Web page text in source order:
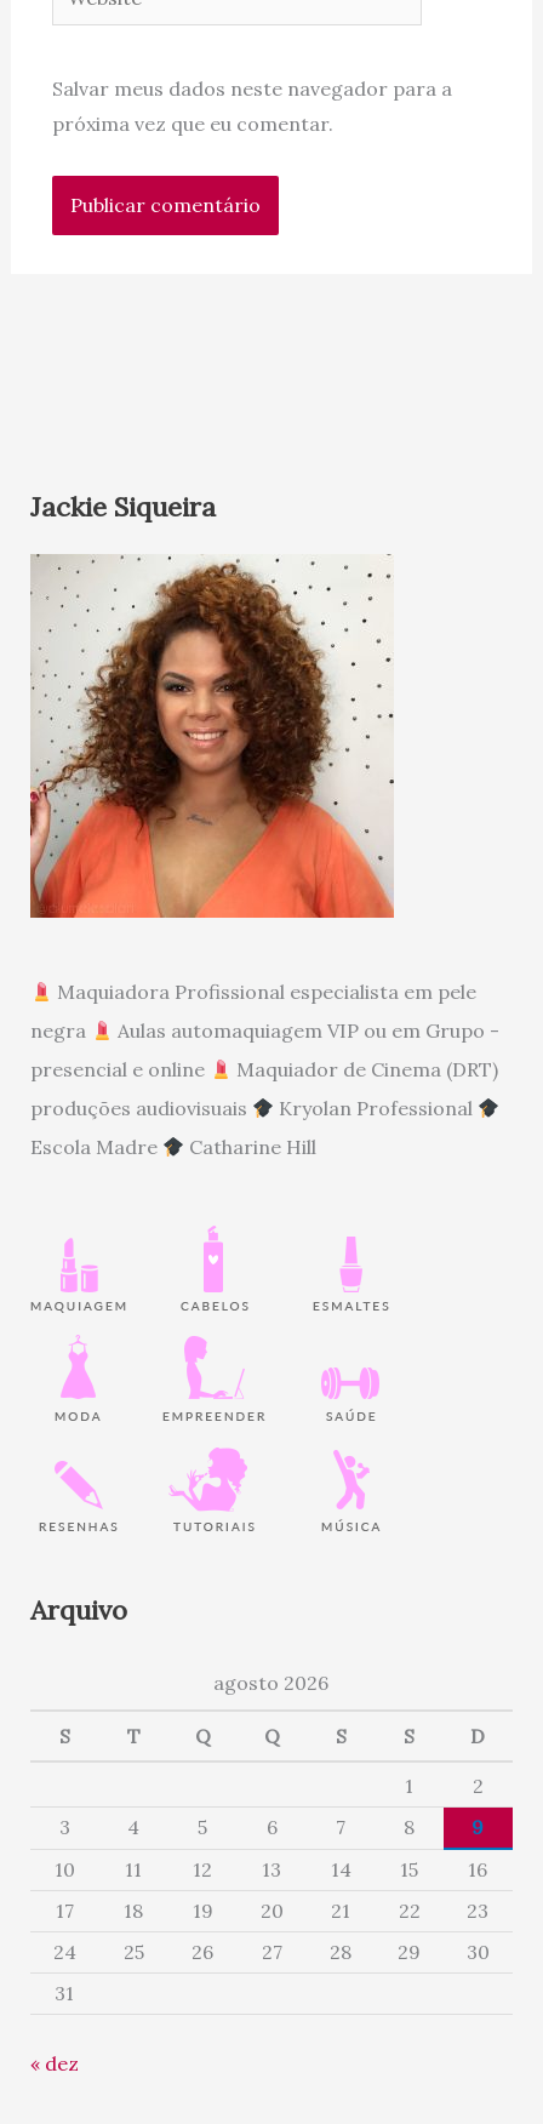
Salvar meus dados neste navegador para a
próxima vez que eu comentar.
Jackie Siqueira
Maquiadora Profissional especialista em pele
negra
Aulas automaquiagem VIP ou em Grupo -
presencial e online
Maquiador de Cinema (DRT)
produções audiovisuais
Kryolan Professional
Escola Madre
Catharine Hill
Arquivo
agosto 2026
S T Q Q S S D
1
2
3
4 5 6 7 8
9
10
11 12 13 14 15
16
17
18 19 20 21 22
23
24
25 26 27 28 29
30
31
« dez